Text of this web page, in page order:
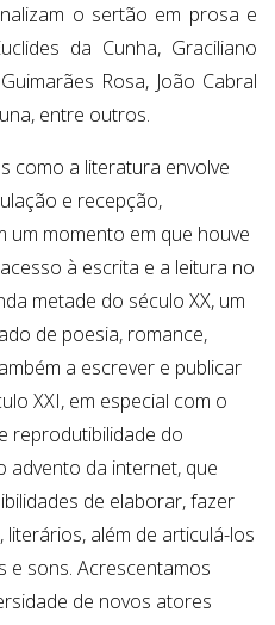
o sertão em prosa e
da Cunha, Graciliano
Rosa, João Cabral
entre outros.
como a literatura envolve
e recepção,
um momento em que houve
à escrita e a leitura no
metade do século XX, um
de poesia, romance,
a escrever e publicar
XXI, em especial com o
reprodutibilidade do
advento da internet, que
de elaborar, fazer
literários, além de articulá-los
e sons. Acrescentamos
de novos atores